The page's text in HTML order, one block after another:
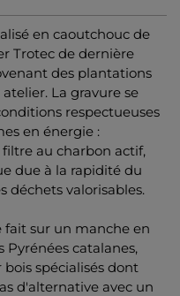
en caoutchouc de
Trotec de dernière
des plantations
La gravure se
respectueuses
en énergie :
au charbon actif,
due à la rapidité du
déchets valorisables.
fait sur un manche en
Pyrénées catalanes,
spécialisés dont
d'alternative avec un